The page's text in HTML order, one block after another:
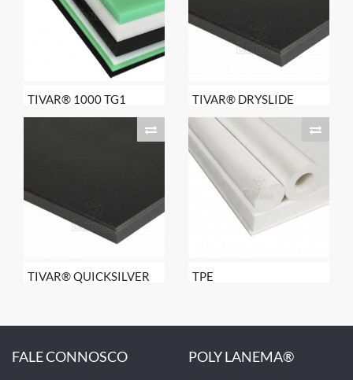
TIVAR® 1000 TG1 TIVAR® DRYSLIDE
TIVAR® QUICKSILVER TPE
FALE CONNOSCO POLY LANEMA®